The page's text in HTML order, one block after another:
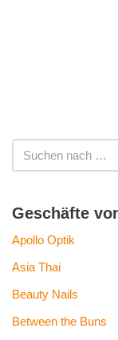
Geschäfte
Apollo Optik
Asia Thai
Beauty Nails
Between the Buns